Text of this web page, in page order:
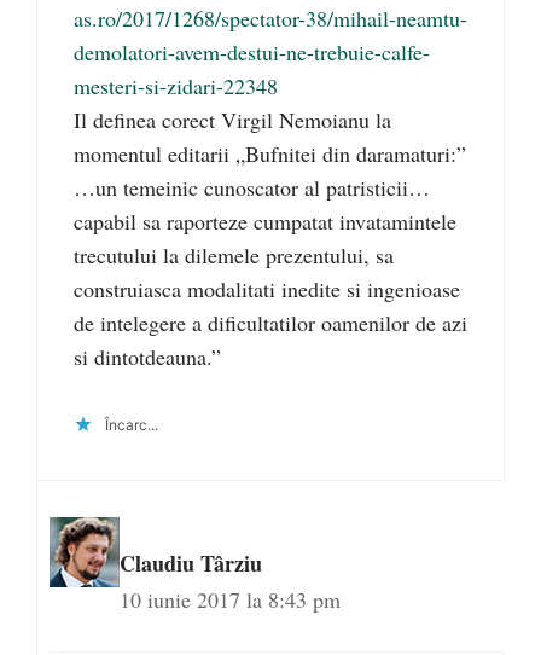
as.ro/2017/1268/spectator-38/mihail-neamtu-
demolatori-avem-destui-ne-trebuie-calfe-
mesteri-si-zidari-22348
Il definea corect Virgil Nemoianu la
momentul editarii „Bufnitei din daramaturi:”
…un temeinic cunoscator al patristicii…
capabil sa raporteze cumpatat invatamintele
trecutului la dilemele prezentului, sa
construiasca modalitati inedite si ingenioase
de intelegere a dificultatilor oamenilor de azi
si dintotdeauna.”
Încarc...
Claudiu Târziu
10 iunie 2017 la 8:43 pm